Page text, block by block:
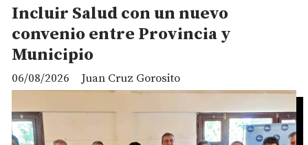
Incluir Salud con un nuevo
convenio entre Provincia y
Municipio
Juan Cruz Gorosito
06/08/2026